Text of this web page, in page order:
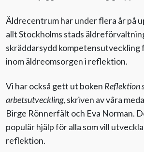
Äldrecentrum har under flera år på
allt Stockholms stads
skräddarsydd kompetensutveckling
inom äldreomsorgen i reflektion.
Vi har också gett ut boken Reflektion
arbetsutveckling, skriven av våra
Birge Rönnerfält och Eva Norman.
populär hjälp för alla som vill
reflektion.